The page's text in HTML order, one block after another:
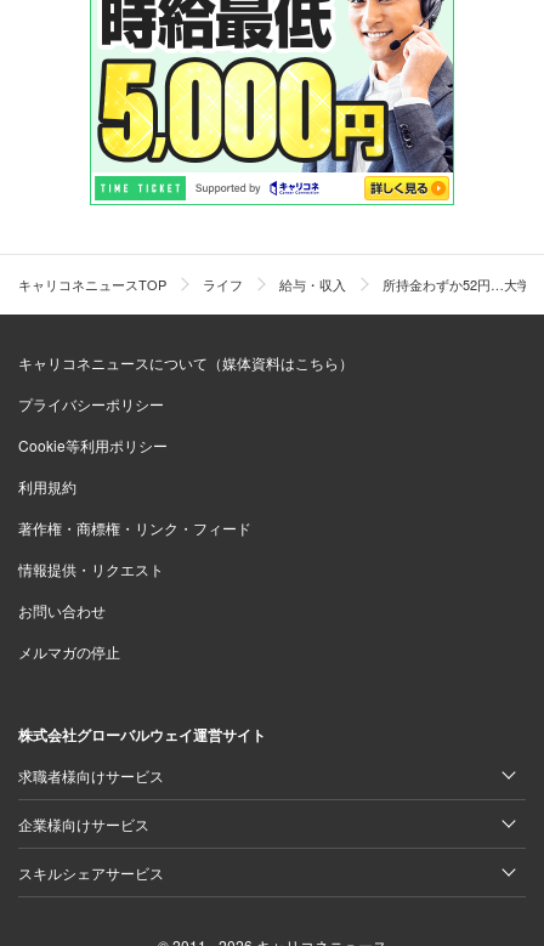
キャリコネニュースTOP ライフ 給与・収入 所持金わずか52円…大学
キャリコネニュースについて（媒体資料はこちら）
プライバシーポリシー
Cookie等利用ポリシー
利用規約
著作権・商標権・リンク・フィード
情報提供・リクエスト
お問い合わせ
メルマガの停止
株式会社グローバルウェイ運営サイト
求職者様向けサービス
企業様向けサービス
スキルシェアサービス